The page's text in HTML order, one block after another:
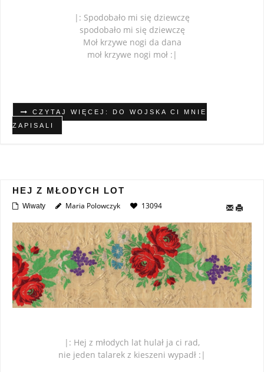
|: Spodobało mi się dziewczę
spodobało mi się dziewczę
Moł krzywe nogi da dana
moł krzywe nogi moł :|
CZYTAJ WIĘCEJ: DO WOJSKA CI MNIE
ZAPISALI
HEJ Z MŁODYCH LOT
Wiwaty Maria Polowczyk 13094
|: Hej z młodych lat hulał ja ci rad,
nie jeden talarek z kieszeni wypadł :|